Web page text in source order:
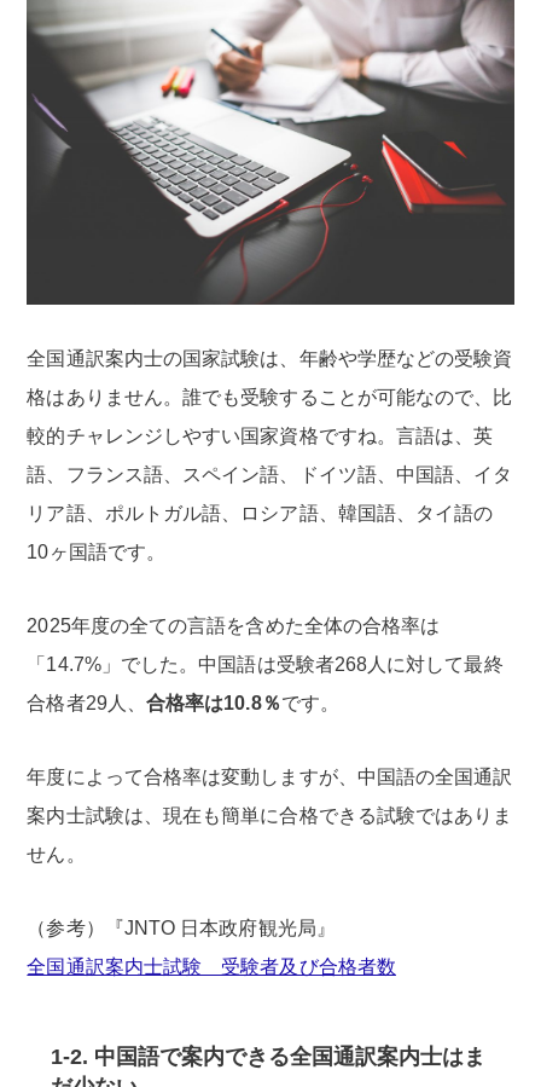
全国通訳案内士の国家試験は、年齢や学歴などの受験資
格はありません。誰でも受験することが可能なので、比
較的チャレンジしやすい国家資格ですね。言語は、英
語、フランス語、スペイン語、ドイツ語、中国語、イタ
リア語、ポルトガル語、ロシア語、韓国語、タイ語の
10ヶ国語です。
2025年度の全ての言語を含めた全体の合格率は
「14.7%」でした。中国語は受験者268人に対して最終
合格者29人、 合格率は10.8％です。
年度によって合格率は変動しますが、中国語の全国通訳
案内士試験は、現在も簡単に合格できる試験ではありま
せん。
（参考）『JNTO 日本政府観光局』
全国通訳案内士試験 受験者及び合格者数
1-2. 中国語で案内できる全国通訳案内士はま